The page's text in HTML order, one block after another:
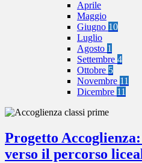
Aprile
Maggio
Giugno 10
Luglio
Agosto 1
Settembre 4
Ottobre 5
Novembre 11
Dicembre 11
Progetto
verso il percorso